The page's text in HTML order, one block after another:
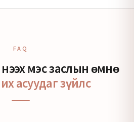
FAQ
мэс заслын өмнө
асуудаг зүйлс